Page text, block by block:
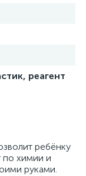
реагент
ребёнку
по химии и
руками.